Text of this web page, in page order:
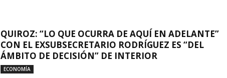
QUIROZ: “LO QUE OCURRA DE AQUÍ EN ADELANTE”
CON EL EXSUBSECRETARIO RODRÍGUEZ ES “DEL
ÁMBITO DE DECISIÓN” DE INTERIOR
ECONOMÍA